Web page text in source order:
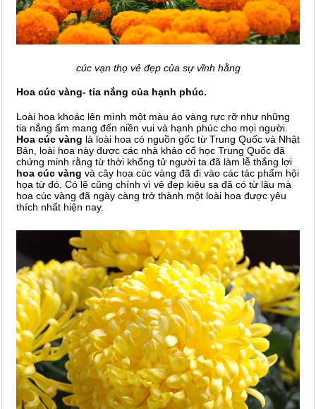
cúc vạn thọ vẻ đẹp của sự vĩnh hằng
Hoa cúc vàng- tia nắng của hạnh phúc.
Loài hoa khoác lên mình một màu áo vàng rực rỡ như những
tia nắng ấm mang đến niền vui và hạnh phúc cho mọi người.
Hoa cúc vàng là loài hoa có nguồn gốc từ Trung Quốc và Nhật
Bản, loài hoa này được các nhà khảo cổ học Trung Quốc đã
chứng minh rằng từ thời khổng tử người ta đã làm lễ thắng lợi
hoa cúc vàng và cây hoa cúc vàng đã đi vào các tác phẩm hội
họa từ đó. Có lẽ cũng chính vì vẻ đẹp kiêu sa đã có từ lâu mà
hoa cúc vàng đã ngày càng trở thành một loài hoa được yêu
thích nhất hiện nay.